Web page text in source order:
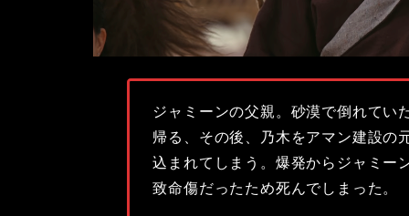
ジャミーンの父親。砂漠で倒れてい
帰る、その後、乃木をアマン建設の
込まれてしまう。爆発からジャミー
致命傷だったため死んでしまった。